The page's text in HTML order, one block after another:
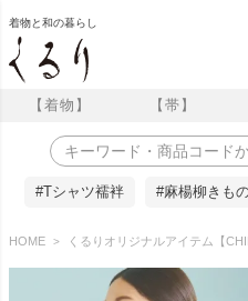
着物と和の暮らし
【着物】 【帯】
#Tシャツ襦袢 #麻楊柳きも
HOME くるりオリジナルアイテム【